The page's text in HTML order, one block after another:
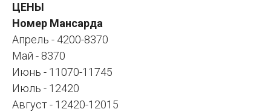
ЦЕНЫ
Номер Мансарда
Апрель - 4200-8370
Май - 8370
Июнь - 11070-11745
Июль - 12420
Август - 12420-12015